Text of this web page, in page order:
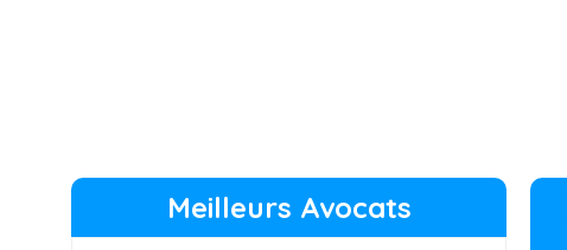
Meilleurs Avocats